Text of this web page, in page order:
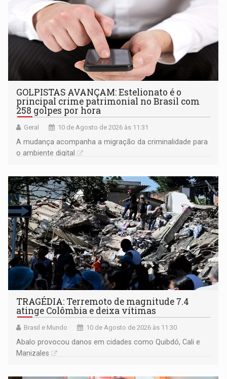
GOLPISTAS AVANÇAM: Estelionato é o
principal crime patrimonial no Brasil com
258 golpes por hora
Geral 10 de Agosto de 2026 às 11:31
A mudança acompanha a migração da criminalidade para
o ambiente digital
TRAGÉDIA: Terremoto de magnitude 7.4
atinge Colômbia e deixa vítimas
Brasil e Mundo 10 de Agosto de 2026 às 11:30
Abalo provocou danos em cidades como Quibdó, Cali e
Manizales